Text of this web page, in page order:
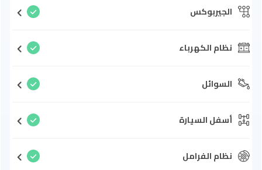
الجيربوكس
نظام الكهرباء
السوائل
أسفل السيارة
نظام الفرامل